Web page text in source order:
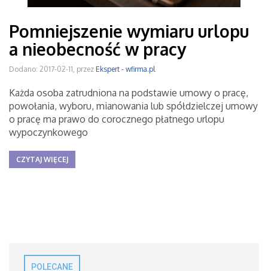
Pomniejszenie wymiaru urlopu
a nieobecność w pracy
Dodano: 2017-02-11, przez Ekspert - wfirma.pl
Każda osoba zatrudniona na podstawie umowy o pracę,
powołania, wyboru, mianowania lub spółdzielczej umowy
o pracę ma prawo do corocznego płatnego urlopu
wypoczynkowego
CZYTAJ WIĘCEJ
POLECANE